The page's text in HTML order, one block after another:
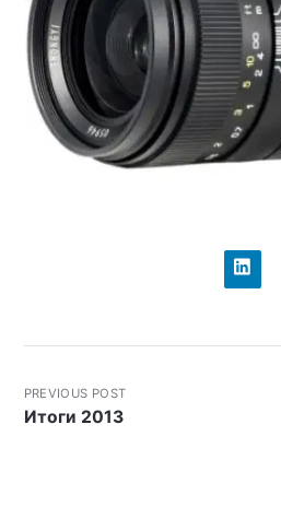
PREVIOUS POST
Итоги 2013